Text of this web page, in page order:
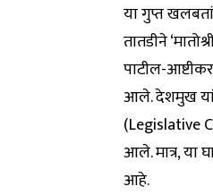
या गुप्त
तातडीने
पाटील-
आले. देशमुख
(Legislative
आले. मात्र, या
आहे.